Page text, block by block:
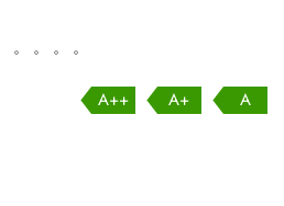
A++ A+ A